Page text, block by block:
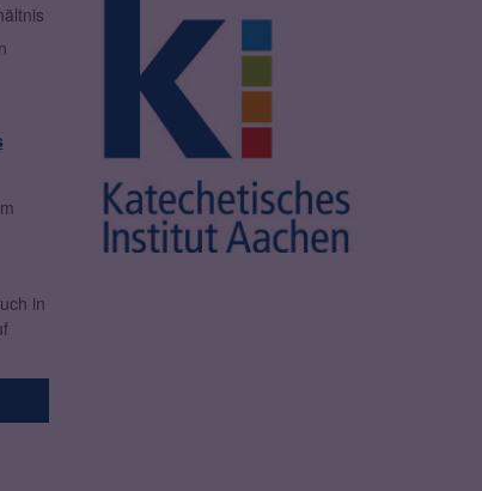
in